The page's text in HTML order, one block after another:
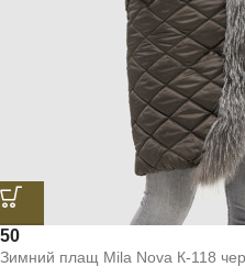
50
Зимний плащ Mila Nova К-118